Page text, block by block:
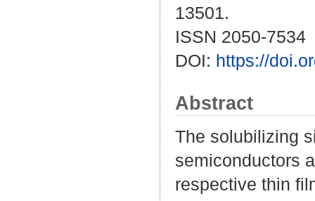
13501.
ISSN 2050-7534
DOI: https://
Abstract
The solubilizing
semiconductors
respective thin